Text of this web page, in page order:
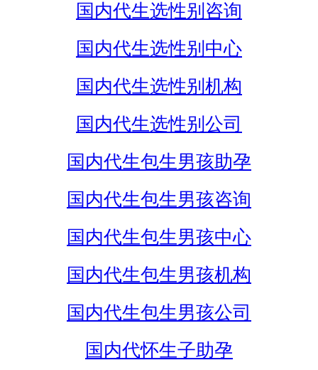
国内代生选性别咨询
国内代生选性别中心
国内代生选性别机构
国内代生选性别公司
国内代生包生男孩助孕
国内代生包生男孩咨询
国内代生包生男孩中心
国内代生包生男孩机构
国内代生包生男孩公司
国内代怀生子助孕